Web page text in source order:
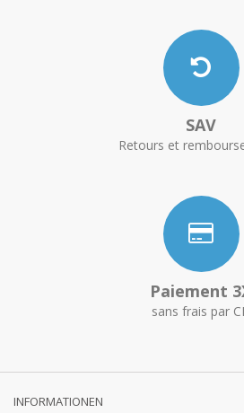
SAV
Retours et
Paiement
sans frais par
INFORMATIONEN